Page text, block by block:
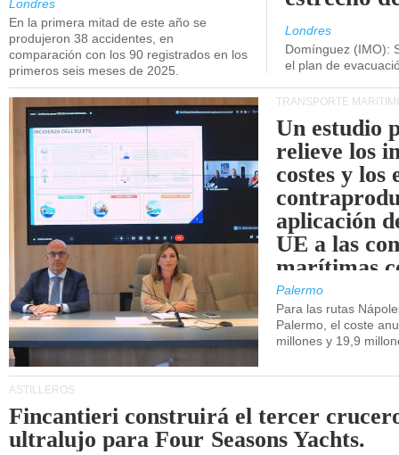
Londres
En la primera mitad de este año se
produjeron 38 accidentes, en
comparación con los 90 registrados en los
primeros seis meses de 2025.
Londres
Domínguez (IMO):
el plan de
TRANSPORTE
Un estudio
relieve los
costes y los
aplicación
UE a las
marítimas
de Sicilia.
Palermo
Para las rutas
Palermo, el coste
millones y 19,9
ASTILLEROS
Fincantieri construirá el tercer
ultralujo para Four Seasons Yachts.